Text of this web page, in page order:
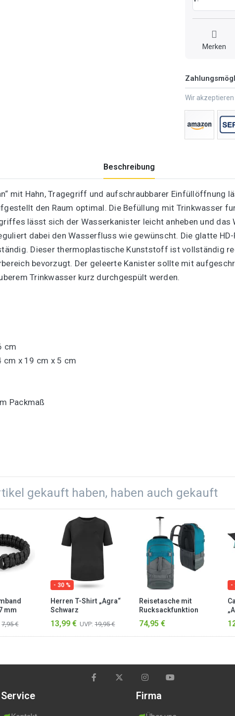
Merken
Wir
Beschreibung
mit Hahn, Tragegriff und aufschraubbarer Einfüllöffnung
den Raum optimal. Die Befüllung mit Trinkwasser
lässt sich der Wasserkanister leicht anheben und das
dabei den Wasserfluss wie gewünscht. Die glatte
Dieser thermoplastische Kunststoff ist vollständig
bevorzugt. Der geleerte Kanister sollte mit
Trinkwasser kurz durchgespült werden.
cm
cm x 19 cm x 5 cm
Packmaß
gekauft haben, haben auch gekauft
mm
7,95 €
- 30 %
Herren T-Shirt „Agra“
Schwarz
13,99 € UVP: 19,95 €
Reisetasche mit
Rucksackfunktion
„Melano“ 60 Liter
Grau/Petrol
74,95 €
-
Service Firma